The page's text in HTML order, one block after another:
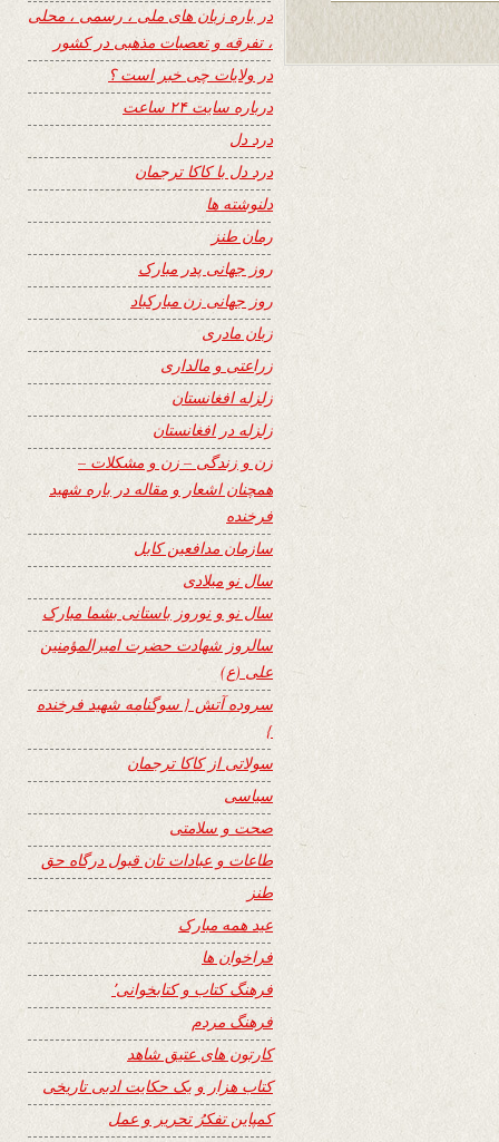
در باره زبان های ملی ، رسمی ، محلی
، تفرقه و تعصبات مذهبی در کشور
در ولایات چی خبر است ؟
درباره سایت ۲۴ ساعت
درد دل
درد دل با کاکا ترجمان
دلنوشته ها
رمان طنز
روز جهانی پدر مبارک
روز جهانی زن مبارکباد
زبان مادری
زراعتی و مالداری
زلزله افغانستان
زلزله در افغانستان
زن و زندگی – زن و مشکلات –
همچنان اشعار و مقاله در باره شهید
فرخنده
سازمان مدافعین کابل
سال نو میلادی
سال نو و نوروز باستانی بشما مبارک
سالروز شهادت حضرت امیرالمؤمنین
علی (ع)
سروده آتش { سوگنامه شهید فرخنده
}
سولاتی از کاکا ترجمان
سیاسی
صحت و سلامتی
طاعات و عبادات تان قبول درگاه حق
طنز
عید همه مبارک
فراخوان ها
فرهنگ کتاب و کتابخوانی٬
فرهنگ مردم
کارتون های عتیق شاهد
کتاب هزار و یک حکایت ادبی تاریخی
کمپاین تفکرُ تحریر و عمل